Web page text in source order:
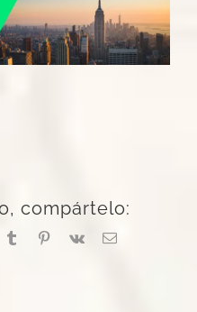
compártelo:
TumblrPinterest
Vk
Correo